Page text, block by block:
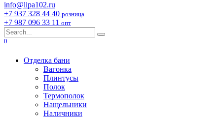
info@lipa102.ru
+7 937 328 44 40 розница
+7 987 096 33 11 опт
Search
for:
0
Отделка бани
Вагонка
Плинтусы
Полок
Термополок
Нащельники
Наличники